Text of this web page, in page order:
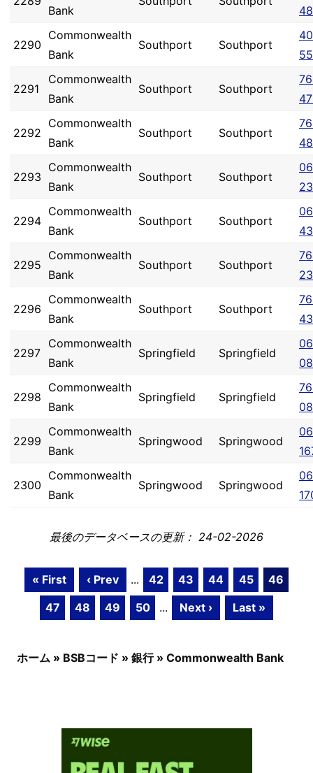
Bank
2290
Commonwealth
Bank
Southport Southport
2291
Commonwealth
Bank
Southport Southport
2292
Commonwealth
Bank
Southport Southport
2293
Commonwealth
Bank
Southport Southport
2294
Commonwealth
Bank
Southport Southport
2295
Commonwealth
Bank
Southport Southport
2296
Commonwealth
Bank
Southport Southport
2297
Commonwealth
Bank
Springfield Springfield
2298
Commonwealth
Bank
Springfield Springfield
2299
Commonwealth
Bank
Springwood Springwood
2300
Commonwealth
Bank
Springwood Springwood
最後のデータベースの更新： 24-02-2026
« First ‹ Prev ... 42 43 44 45
46
47
48 49 50 ... Next › Last »
ホーム » BSBコード » 銀行» Commonwealth Bank